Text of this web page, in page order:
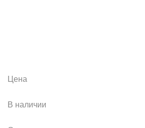
Цена
В наличии